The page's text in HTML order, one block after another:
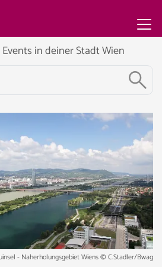
in deiner Stadt Wien
- Naherholungsgebiet Wiens © C.Stadler/Bwag